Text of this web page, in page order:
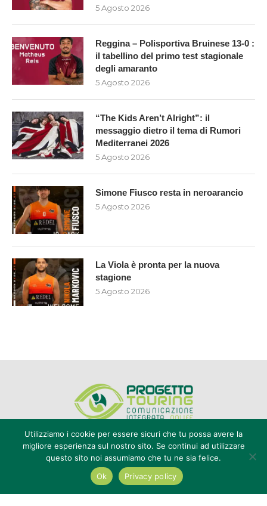
5 Agosto 2026
Reggina – Polisportiva Bruinese 13-0 :
il tabellino del primo test stagionale
degli amaranto
5 Agosto 2026
“The Kids Aren’t Alright”: il
messaggio dietro il tema di Rumori
Mediterranei 2026
5 Agosto 2026
Simone Fiusco resta in neroarancio
5 Agosto 2026
La Viola è pronta per la nuova
stagione
5 Agosto 2026
Editore Progetto Touring srl - iscrizione al ROC n°20616 - P.IVA e CF
02636800803 - Reg. Tribunale Reggio Calabria n° 04/1976 -
redazione@touring104.it
@2022 - All Right Reserved. Designed and Developed byAuranex|
Utilizziamo i cookie per essere sicuri che tu possa avere la
migliore esperienza sul nostro sito. Se continui ad utilizzare
questo sito noi assumiamo che tu ne sia felice.
Ok
Privacy policy